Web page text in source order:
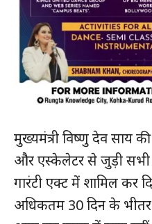
मुख्यमंत्री विष्णु देव साय
और एस्केलेटर से जुड़ी सभी
गारंटी एक्ट में शामिल कर
अधिकतम 30 दिन के भीतर